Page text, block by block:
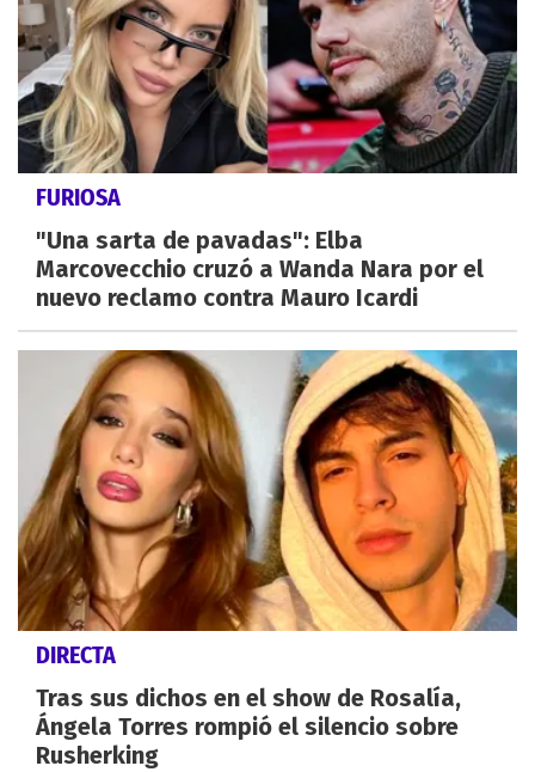
FURIOSA
"Una sarta de pavadas": Elba
Marcovecchio cruzó a Wanda Nara por el
nuevo reclamo contra Mauro Icardi
DIRECTA
Tras sus dichos en el show de Rosalía,
Ángela Torres rompió el silencio sobre
Rusherking